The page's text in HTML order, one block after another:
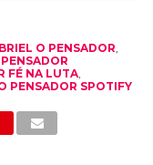
O PENSADOR
FÉ NA LUTA,
PENSADOR SPOTIFY